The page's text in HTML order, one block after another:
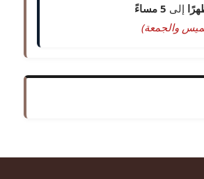
إلى 5 مساءً
والجمعة)